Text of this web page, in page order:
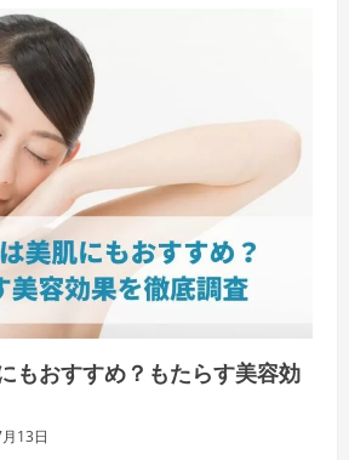
もおすすめ？もたらす美容効
13日